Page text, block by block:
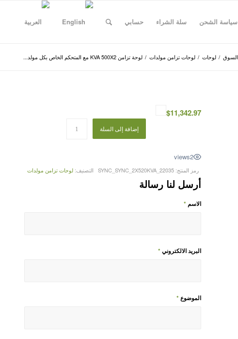
سياسة الشحن سلة الشراء حسابي
السوق / لوحات / لوحات تزامن مولدات / لوحة تزامن KVA 500X2 مع المتحكم الخاص بكل مولد...
$11,342.97
إضافة إلى السلة
2
views
رمز المنتج:22035_SYNC_SYNC_2X520KVA التصنيف:لوحات تزامن مولدات
أرسل لنا رسالة
الاسم*
البريد الالكتروني*
الموضوع*